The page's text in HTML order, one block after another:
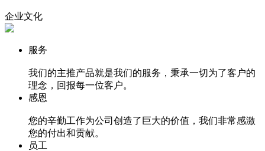
企业文化
服务
我们的主推产品就是我们的服务，秉承一切为了客户的
理念，回报每一位客户。
感恩
您的辛勤工作为公司创造了巨大的价值，我们非常感激
您的付出和贡献。
员工